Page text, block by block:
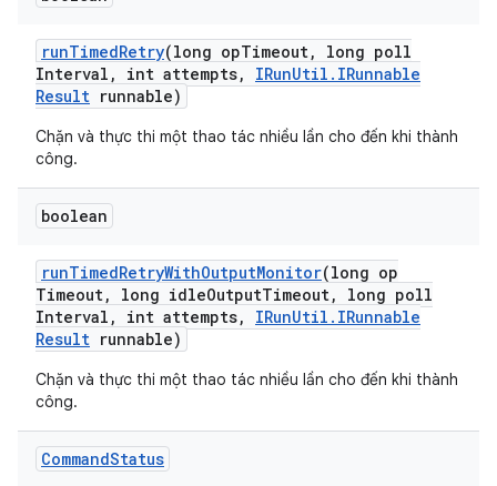
runTimedRetry(long opTimeout,
long poll
Interval , int attempts, IRunUtil . IRunnable
Result runnable)
Chặn và thực thi một thao tác nhiều lần cho đến khi thành
công.
boolean
runTimedRetryWithOutputMonitor(long op
Timeout, long idleOutputTimeout,
long poll
Interval , int attempts, IRunUtil . IRunnable
Result runnable)
Chặn và thực thi một thao tác nhiều lần cho đến khi thành
công.
CommandStatus